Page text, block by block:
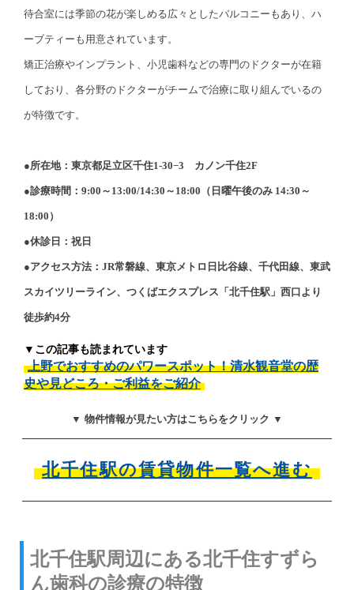
待合室には季節の花が楽しめる広々としたバルコニーもあり、ハ
ーブティーも用意されています。
矯正治療やインプラント、小児歯科などの専門のドクターが在籍
しており、各分野のドクターがチームで治療に取り組んでいるの
が特徴です。
●所在地：東京都足立区千住1-30−3 カノン千住2F
●診療時間：9:00～13:00/14:30～18:00（日曜午後のみ 14:30～
18:00）
●休診日：祝日
●アクセス方法：JR常磐線、東京メトロ日比谷線、千代田線、東武
スカイツリーライン、つくばエクスプレス「北千住駅」西口より
徒歩約4分
▼この記事も読まれています
上野でおすすめのパワースポット！清水観音堂の歴
史や見どころ・ご利益をご紹介
▼ 物件情報が見たい方はこちらをクリック ▼
北千住駅の賃貸物件一覧へ進む
北千住駅周辺にある北千住すずら
ん歯科の診療の特徴